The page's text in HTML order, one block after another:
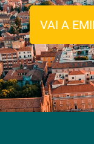
VAI A